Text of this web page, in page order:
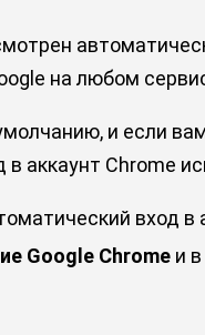
на любом
и если
аккаунт Chrome
вход в
Google Chrome и